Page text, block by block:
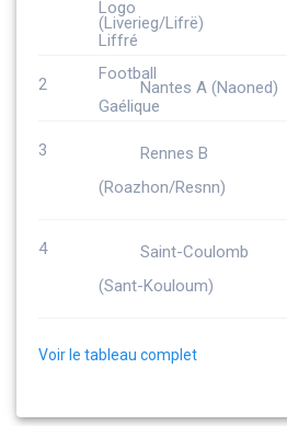
(Liverieg/Lifrë)
2 Nantes A (Naoned)
3
Rennes B
(Roazhon/Resnn)
4
Saint-Coulomb
(Sant-Kouloum)
Voir le tableau complet